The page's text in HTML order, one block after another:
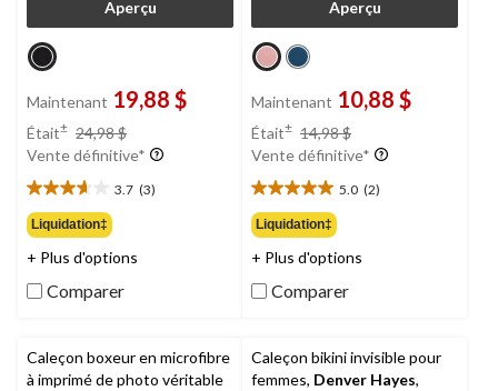
Aperçu
Maintenant 19,88 $
Était± 24,98 $
était
Vente définitive*
3.7 (3)
3.7
étoile(s)
sur
5.
3
évaluations
Liquidation‡
+ Plus d'options
Comparer
Aperçu
Maintenant 10,88 $
Était± 14,98 $
était
Vente définitive*
5.0 (2)
5.0
étoile(s)
sur
5.
2
évaluations
Liquidation‡
+ Plus d'options
Comparer
Caleçon boxeur en microfibre
à imprimé de photo véritable
Caleçon bikini invisible pour
femmes, Denver Hayes,